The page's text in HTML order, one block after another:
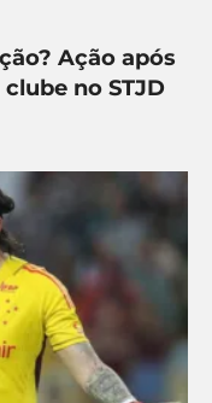
Ação após
no STJD